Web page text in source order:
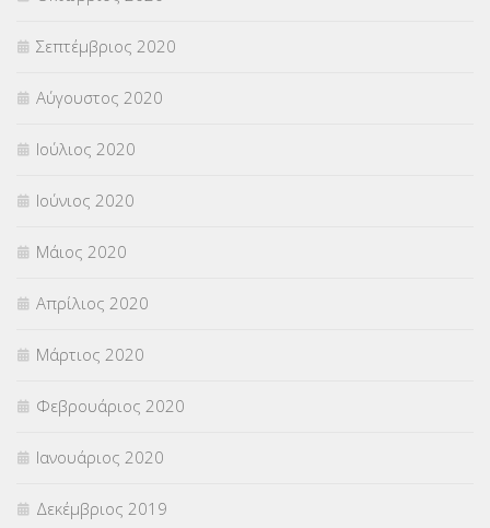
Σεπτέμβριος 2020
Αύγουστος 2020
Ιούλιος 2020
Ιούνιος 2020
Μάιος 2020
Απρίλιος 2020
Μάρτιος 2020
Φεβρουάριος 2020
Ιανουάριος 2020
Δεκέμβριος 2019